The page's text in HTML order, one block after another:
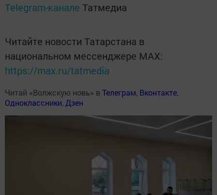
Telegram-канале Татмедиа
Читайте новости Татарстана в
национальном мессенджере MАХ:
https://max.ru/tatmedia
Читай «Волжскую новь» в Телеграм, Вконтакте,
Одноклассники, Дзен